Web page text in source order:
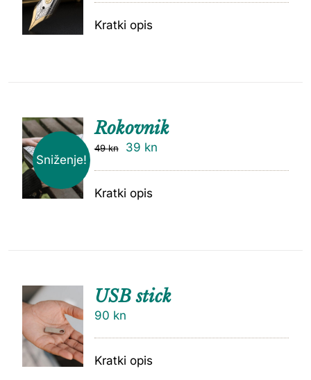
Kratki opis
Sniženje!
DODAJ
Rokovnik
49kn 39 kn
Kratki opis
DODAJ
CU
USB stick
90 kn
Kratki opis